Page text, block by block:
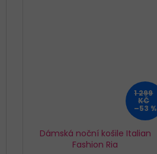
1 299
KČ
–53 %
Dámská noční košile Italian
Fashion Ria